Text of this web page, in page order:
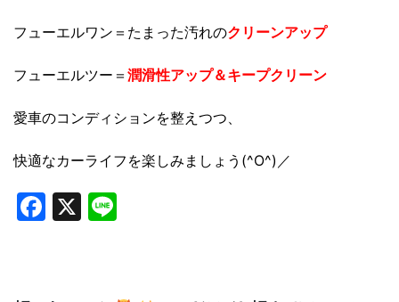
フューエルワン＝たまった汚れのクリーンアップ
フューエルツー＝ 潤滑性アップ＆キープクリーン
愛車のコンディションを整えつつ、
快適なカーライフを楽しみましょう(^O^)／
Facebook
X